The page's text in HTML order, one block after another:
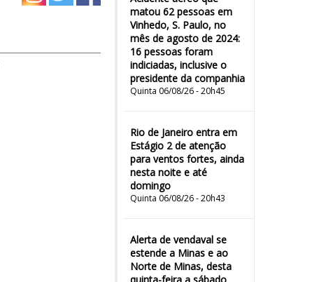
matou 62 pessoas em
Vinhedo, S. Paulo, no
mês de agosto de 2024:
16 pessoas foram
indiciadas, inclusive o
presidente da companhia
Quinta 06/08/26 - 20h45
Rio de Janeiro entra em
Estágio 2 de atenção
para ventos fortes, ainda
nesta noite e até
domingo
Quinta 06/08/26 - 20h43
Alerta de vendaval se
estende a Minas e ao
Norte de Minas, desta